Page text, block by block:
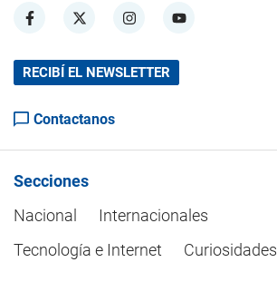
RECIBÍ EL NEWSLETTER
Contactanos
Secciones
Nacional
Internacionales
Tecnología e Internet
Curiosidades